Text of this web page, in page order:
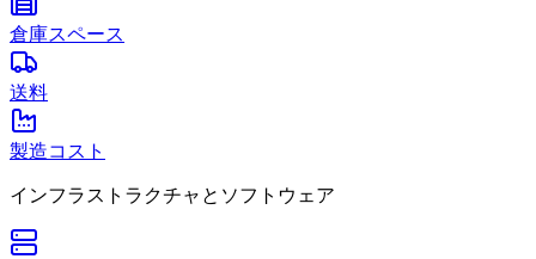
倉庫スペース
送料
製造コスト
インフラストラクチャとソフトウェア